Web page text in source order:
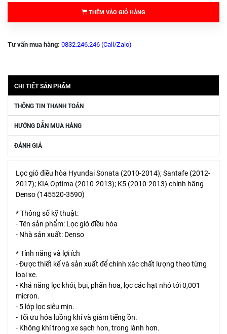
THÊM VÀO GIỎ HÀNG
Tư vấn mua hàng: 0832.246.246 (Call/Zalo)
CHI TIẾT SẢN PHẨM
THÔNG TIN THANH TOÁN
HƯỚNG DẪN MUA HÀNG
ĐÁNH GIÁ
Lọc gió điều hòa Hyundai Sonata (2010-2014); Santafe (2012-
2017); KIA Optima (2010-2013); K5 (2010-2013) chính hãng
Denso (145520-3590)
* Thông số kỹ thuật:
- Tên sản phẩm: Lọc gió điều hòa
- Nhà sản xuất: Denso
* Tính năng và lợi ích
- Được thiết kế và sản xuất để chính xác chất lượng theo từng
loại xe.
- Khả năng lọc khói, bụi, phấn hoa, lọc các hạt nhỏ tới 0,001
micron.
- 5 lớp lọc siêu mịn.
- Tối ưu hóa luồng khí và giảm tiếng ồn.
- Không khí trong xe sạch hơn, trong lành hơn.